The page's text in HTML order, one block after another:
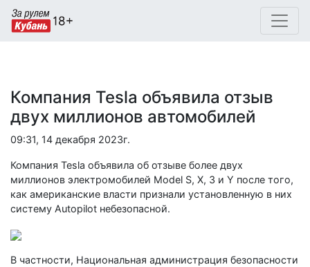
Компания Tesla объявила отзыв
двух миллионов автомобилей
09:31, 14 декабря 2023г.
Компания Tesla объявила об отзыве более двух
миллионов электромобилей Model S, X, 3 и Y после того,
как американские власти признали установленную в них
систему Autopilot небезопасной.
В частности, Национальная администрация безопасности